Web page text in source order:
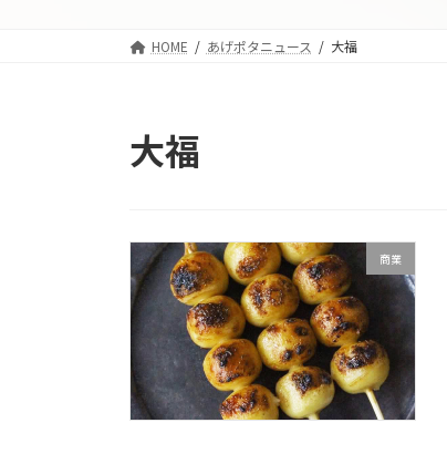
HOME あげポタニュース 大福
大福
商業